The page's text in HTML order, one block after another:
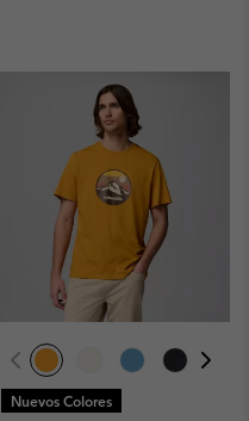
Nuevos Colores